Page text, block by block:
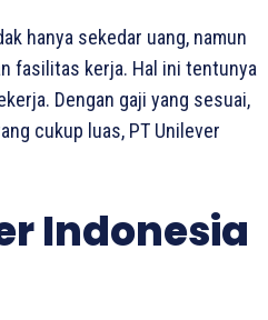
hanya sekedar uang, namun
fasilitas kerja. Hal ini tentunya
Dengan gaji yang sesuai,
cukup luas, PT Unilever
Indonesia